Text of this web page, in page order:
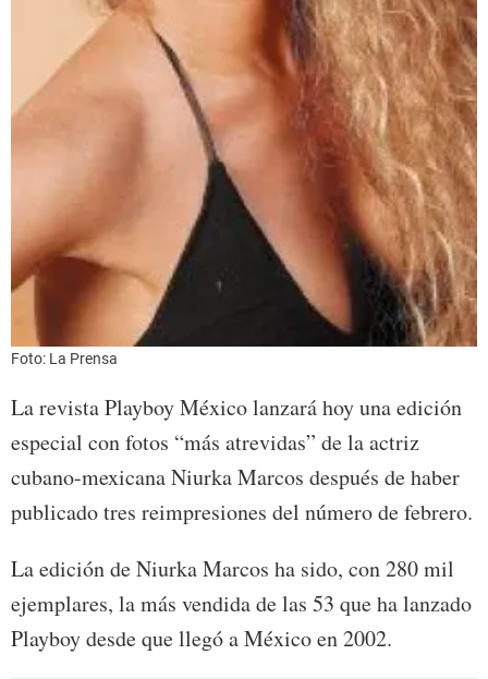
Foto: La Prensa
La revista Playboy México lanzará hoy una edición
especial con fotos “más atrevidas” de la actriz
cubano-mexicana Niurka Marcos después de haber
publicado tres reimpresiones del número de febrero.
La edición de Niurka Marcos ha sido, con 280 mil
ejemplares, la más vendida de las 53 que ha lanzado
Playboy desde que llegó a México en 2002.